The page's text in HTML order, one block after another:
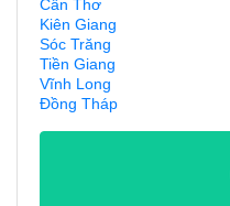
Cần Thơ
Kiên Giang
Sóc Trăng
Tiền Giang
Vĩnh Long
Đồng Tháp